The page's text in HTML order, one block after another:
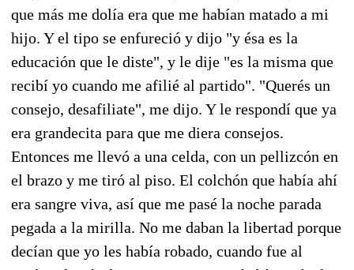
que más me dolía era que me habían matado a mi
hijo. Y el tipo se enfureció y dijo "y ésa es la
educación que le diste", y le dije "es la misma que
recibí yo cuando me afilié al partido". "Querés un
consejo, desafiliate", me dijo. Y le respondí que ya
era grandecita para que me diera consejos.
Entonces me llevó a una celda, con un pellizcón en
el brazo y me tiró al piso. El colchón que había ahí
era sangre viva, así que me pasé la noche parada
pegada a la mirilla. No me daban la libertad porque
decían que yo les había robado, cuando fue al